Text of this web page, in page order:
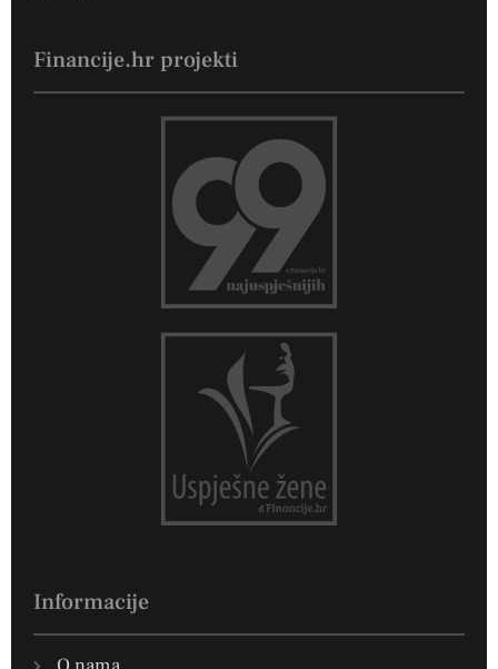
Financije.hr projekti
Informacije